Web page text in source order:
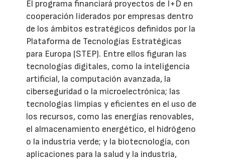
El programa financiará proyectos de I+D en
cooperación liderados por empresas dentro
de los ámbitos estratégicos definidos por la
Plataforma de Tecnologías Estratégicas
para Europa (STEP). Entre ellos figuran las
tecnologías digitales, como la inteligencia
artificial, la computación avanzada, la
ciberseguridad o la microelectrónica; las
tecnologías limpias y eficientes en el uso de
los recursos, como las energías renovables,
el almacenamiento energético, el hidrógeno
o la industria verde; y la biotecnología, con
aplicaciones para la salud y la industria,